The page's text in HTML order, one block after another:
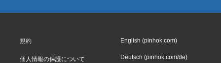
規約
個人情報の保護について
English (pinhok.com)
Deutsch (pinhok.com/de)